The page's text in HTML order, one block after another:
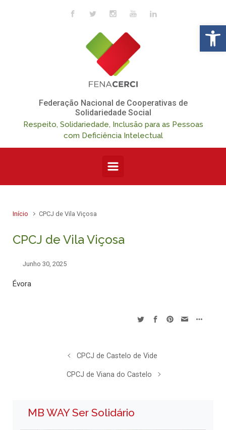
Skip to main content
Federação Nacional de Cooperativas de
Solidariedade Social
Respeito, Solidariedade, Inclusão para as Pessoas
com Deficiência Intelectual
Início CPCJ de Vila Viçosa
CPCJ de Vila Viçosa
Junho 30, 2025
Évora
CPCJ de Castelo de Vide
CPCJ de Viana do Castelo
MB WAY Ser Solidário